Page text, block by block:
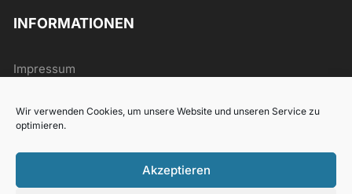
Wir verwenden Cookies, um unsere Website und unseren Service zu
optimieren.
Akzeptieren
INFORMATIONEN
Impressum
Datenschutz
Widerrufsrecht